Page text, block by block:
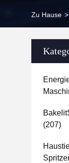
Zu Hause >
(207)